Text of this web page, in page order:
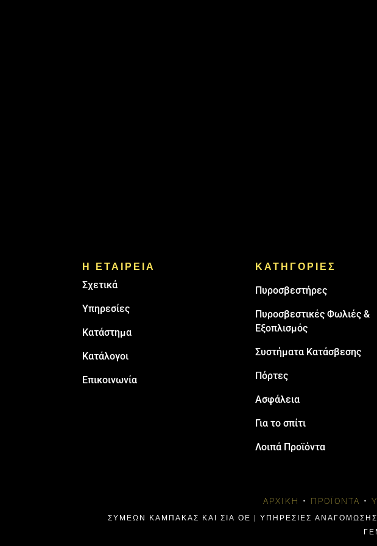
Η ΕΤΑΙΡΕΙΑ
Σχετικά
Υπηρεσίες
Κατάστημα
Κατάλογοι
Επικοινωνία
ΚΑΤΗΓΟΡΙΕΣ
Πυρoσβεστήρες
Πυροσβεστικές Φωλιές &
Εξοπλισμός
Συστήματα Κατάσβεσης
Πόρτες
Ασφάλεια
Για το σπίτι
Λοιπά Προϊόντα
ΑΡΧΙΚΉ • ΠΡΟΪΌΝΤΑ •
ΣΥΜΕΩΝ ΚΑΜΠΑΚΑΣ ΚΑΙ ΣΙΑ ΟΕ | ΥΠΗΡΕΣΙΕΣ